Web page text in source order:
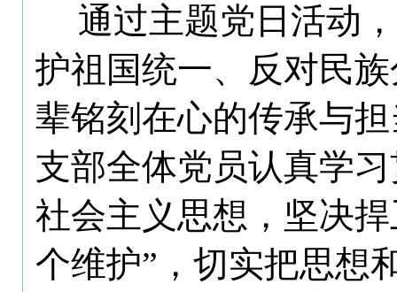
通过主题党日活动，
护祖国统一、反对民
辈铭刻在心的传承与
支部全体党员认真学
社会主义思想， 坚决
个维护”， 切实把思想